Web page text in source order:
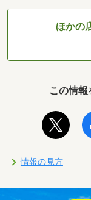
ほかの
この情
情報の見方